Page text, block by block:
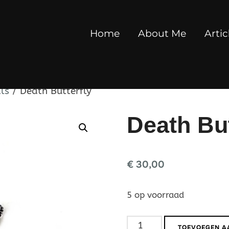
Home About Me
/ Death Butterfly
Death
€ 30,00
5 op voorraad
Death